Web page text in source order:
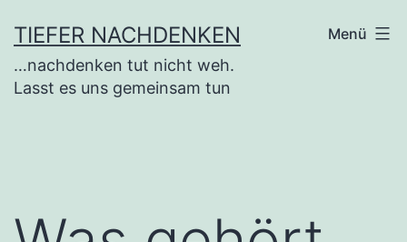
Inhalt
springen
TIEFER NACHDENKEN
…nachdenken tut nicht weh.
Lasst es uns gemeinsam tun
Menü